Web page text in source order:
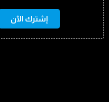
إشترك الآن